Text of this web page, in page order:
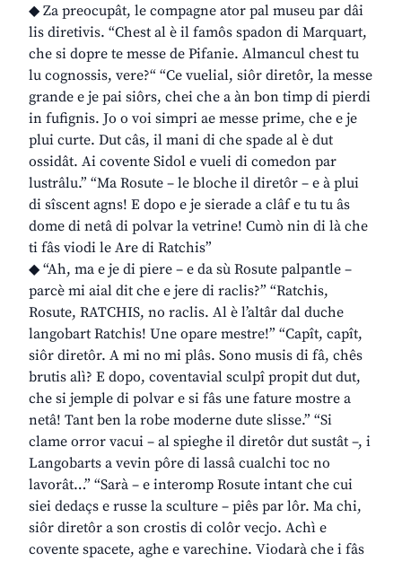
◆ Za preocupât, le compagne ator pal museu par dâi
lis diretivis. “Chest al è il famôs spadon di Marquart,
che si dopre te messe de Pifanie. Almancul chest tu
lu cognossis, vere?“ “Ce vuelial, siôr diretôr, la messe
grande e je pai siôrs, chei che a àn bon timp di pierdi
in fufignis. Jo o voi simpri ae messe prime, che e je
plui curte. Dut câs, il mani di che spade al è dut
ossidât. Ai covente Sidol e vueli di comedon par
lustrâlu.” “Ma Rosute – le bloche il diretôr – e à plui
di sîscent agns! E dopo e je sierade a clâf e tu tu âs
dome di netâ di polvar la vetrine! Cumò nin di là che
ti fâs viodi le Are di Ratchis”
◆ “Ah, ma e je di piere – e da sù Rosute palpantle –
parcè mi aial dit che e jere di raclis?” “Ratchis,
Rosute, RATCHIS, no raclis. Al è l’altâr dal duche
langobart Ratchis! Une opare mestre!” “Capît, capît,
siôr diretôr. A mi no mi plâs. Sono musis di fâ, chês
brutis alì? E dopo, coventavial sculpî propit dut dut,
che si jemple di polvar e si fâs une fature mostre a
netâ! Tant ben la robe moderne dute slisse.” “Si
clame orror vacui – al spieghe il diretôr dut sustât –, i
Langobarts a vevin pôre di lassâ cualchi toc no
lavorât…” “Sarà – e interomp Rosute intant che cui
siei dedaçs e russe la sculture – piês par lôr. Ma chi,
siôr diretôr a son crostis di colôr vecjo. Achì e
covente spacete, aghe e varechine. Viodarà che i fâs